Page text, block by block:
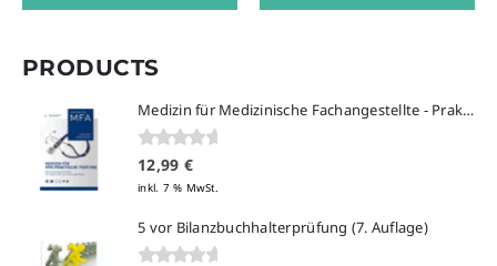
PRODUCTS
Medizin für Medizinische Fachangestellte - Praktische Prüfung
0von 5
12,99 €
inkl. 7 % MwSt.
5 vor Bilanzbuchhalterprüfung (7. Auflage)